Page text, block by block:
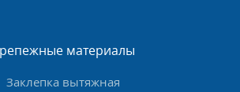
материалы
Заклепка вытяжная